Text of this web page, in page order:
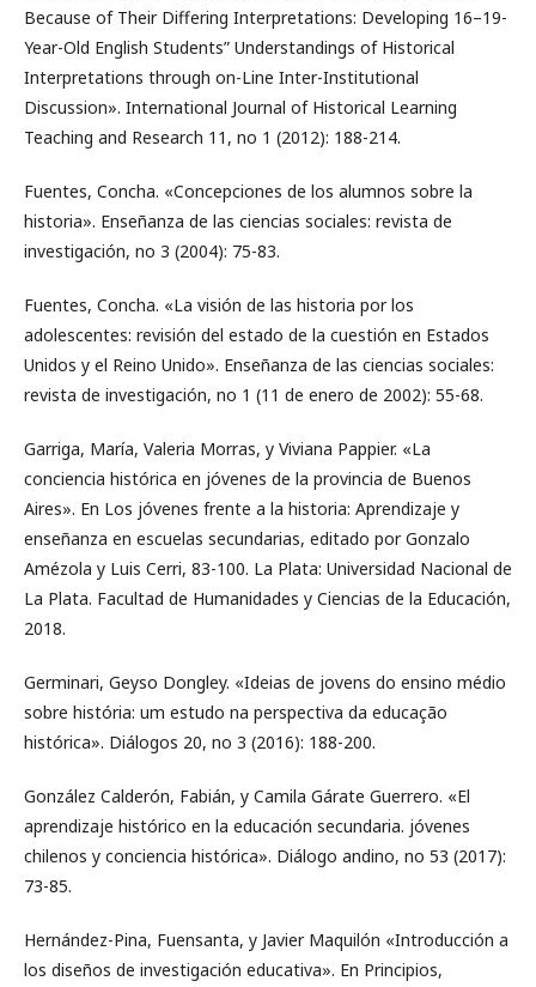
Because of Their Differing Interpretations: Developing 16–19-
Year-Old English Students” Understandings of Historical
Interpretations through on-Line Inter-Institutional
Discussion». International Journal of Historical Learning
Teaching and Research 11, no 1 (2012): 188-214.
Fuentes, Concha. «Concepciones de los alumnos sobre la
historia». Enseñanza de las ciencias sociales: revista de
investigación, no 3 (2004): 75-83.
Fuentes, Concha. «La visión de las historia por los
adolescentes: revisión del estado de la cuestión en Estados
Unidos y el Reino Unido». Enseñanza de las ciencias sociales:
revista de investigación, no 1 (11 de enero de 2002): 55-68.
Garriga, María, Valeria Morras, y Viviana Pappier. «La
conciencia histórica en jóvenes de la provincia de Buenos
Aires». En Los jóvenes frente a la historia: Aprendizaje y
enseñanza en escuelas secundarias, editado por Gonzalo
Amézola y Luis Cerri, 83-100. La Plata: Universidad Nacional de
La Plata. Facultad de Humanidades y Ciencias de la Educación,
2018.
Germinari, Geyso Dongley. «Ideias de jovens do ensino médio
sobre história: um estudo na perspectiva da educação
histórica». Diálogos 20, no 3 (2016): 188-200.
González Calderón, Fabián, y Camila Gárate Guerrero. «El
aprendizaje histórico en la educación secundaria. jóvenes
chilenos y conciencia histórica». Diálogo andino, no 53 (2017):
73-85.
Hernández-Pina, Fuensanta, y Javier Maquilón «Introducción a
los diseños de investigación educativa». En Principios,